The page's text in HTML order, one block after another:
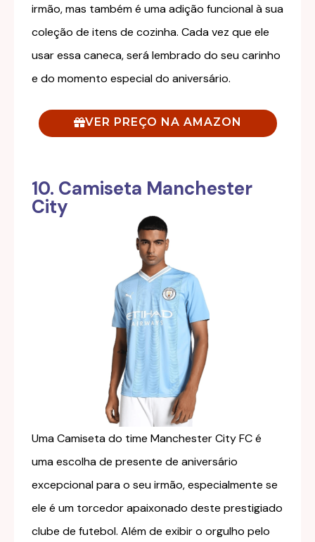
irmão, mas também é uma adição funcional à sua
coleção de itens de cozinha. Cada vez que ele
usar essa caneca, será lembrado do seu carinho
e do momento especial do aniversário.
VER PREÇO NA AMAZON
10. Camiseta Manchester
City
Uma Camiseta do time Manchester City FC é
uma escolha de presente de aniversário
excepcional para o seu irmão, especialmente se
ele é um torcedor apaixonado deste prestigiado
clube de futebol. Além de exibir o orgulho pelo